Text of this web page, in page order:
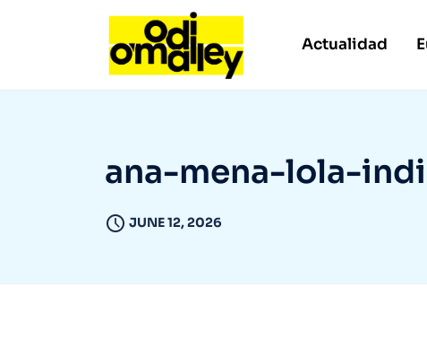
Actualidad
ana-mena-lola-
JUNE 12, 2026